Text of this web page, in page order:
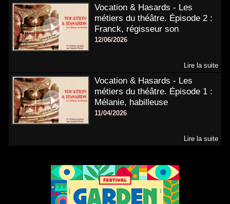
Vocation & Hasards - Les
métiers du théâtre. Épisode 2 :
Franck, régisseur son
12/06/2026
Lire la suite
Vocation & Hasards - Les
métiers du théâtre. Épisode 1 :
Mélanie, habilleuse
11/04/2026
Lire la suite